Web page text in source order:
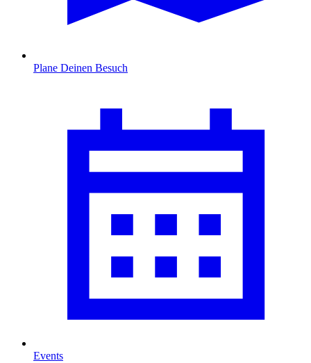
Plane Deinen Besuch
Events